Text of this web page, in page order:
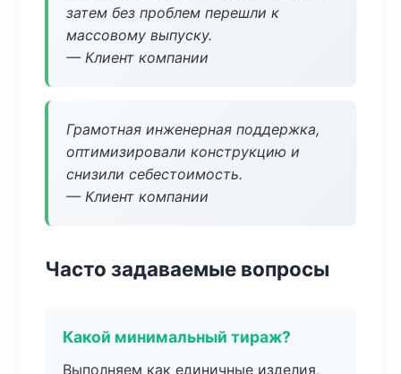
затем без проблем перешли к
массовому выпуску.
— Клиент компании
Грамотная инженерная поддержка,
оптимизировали конструкцию и
снизили себестоимость.
— Клиент компании
Часто задаваемые вопросы
Какой минимальный тираж?
Выполняем как единичные изделия,